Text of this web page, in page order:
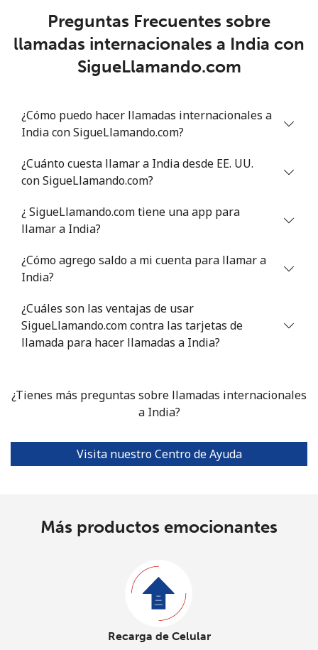
Preguntas Frecuentes sobre
llamadas internacionales a India con
SigueLlamando.com
¿Cómo puedo hacer llamadas internacionales a
India con SigueLlamando.com?
¿Cuánto cuesta llamar a India desde EE. UU.
con SigueLlamando.com?
¿ SigueLlamando.com tiene una app para
llamar a India?
¿Cómo agrego saldo a mi cuenta para llamar a
India?
¿Cuáles son las ventajas de usar
SigueLlamando.com contra las tarjetas de
llamada para hacer llamadas a India?
¿Tienes más preguntas sobre llamadas internacionales
a India?
Visita nuestro Centro de Ayuda
Más productos emocionantes
Recarga de Celular